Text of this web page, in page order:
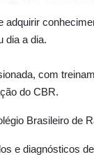
dia a dia.
com
do CBR.
Brasileiro de
e diagnósticos